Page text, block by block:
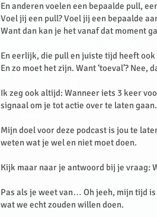
En anderen voelen een bepaalde pull,
Voel jij een pull? Voel jij een bepaalde
Want dan kan je het vanaf dat moment
En eerlijk, die pull en juiste tijd heeft
En zo moet het zijn. Want ‘toeval’? Nee,
Ik zeg ook altijd: Wanneer iets 3 keer
signaal om je tot actie over te laten gaan.
Mijn doel voor deze podcast is jou te
weten wat je wel en niet moet doen.
Kijk maar naar je antwoord bij je vraag:
Pas als je weet van… Oh jeeh, mijn tijd
wat we echt zouden willen doen.